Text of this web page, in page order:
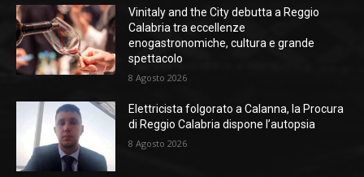
Vinitaly and the City debutta a Reggio
Calabria tra eccellenze
enogastronomiche, cultura e grande
spettacolo
8 Agosto 2026
Elettricista folgorato a Calanna, la Procura
di Reggio Calabria dispone l’autopsia
8 Agosto 2026